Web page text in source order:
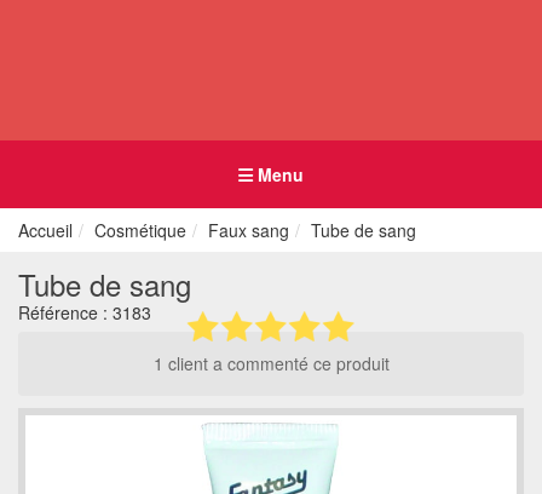
Menu
Accueil Cosmétique Faux sang Tube de sang
Tube de sang
Référence : 3183
1 client a commenté ce produit